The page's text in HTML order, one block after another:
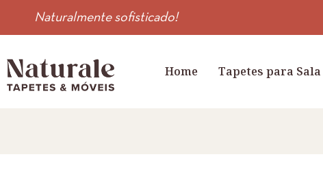
Naturalmente sofisticado!
Home Tapetes para Sala